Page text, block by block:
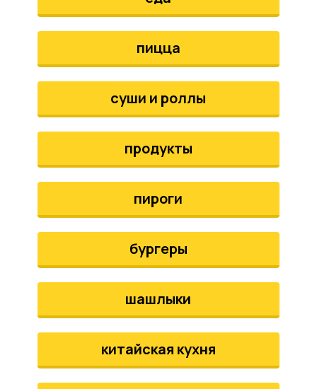
пицца
суши и роллы
продукты
пироги
бургеры
шашлыки
китайская кухня